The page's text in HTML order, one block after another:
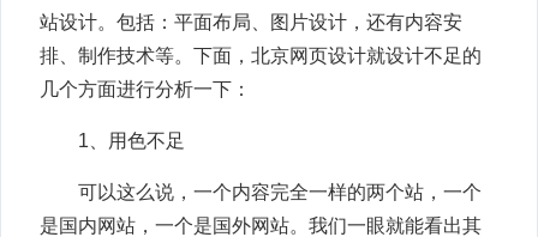
站设计。包括：平面布局、图片设计，还有内容安
排、制作技术等。下面，北京网页设计就设计不足的
几个方面进行分析一下：
1、用色不足
可以这么说，一个内容完全一样的两个站，一个
是国内网站，一个是国外网站。我们一眼就能看出其